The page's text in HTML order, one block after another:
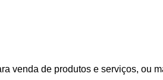
venda de produtos e serviços, ou